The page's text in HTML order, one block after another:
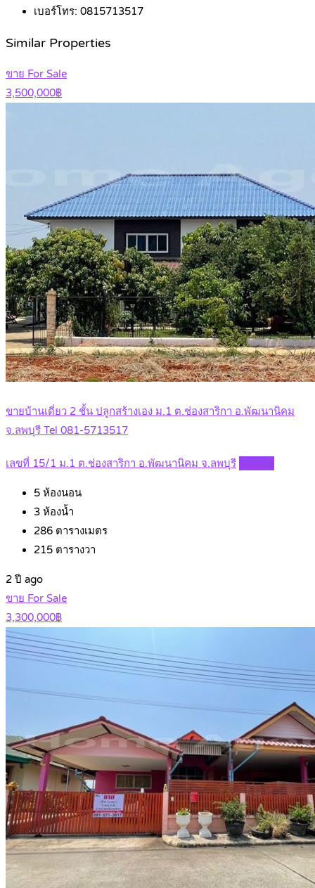
เบอร์โทร: 0815713517
Similar Properties
ขาย For Sale
3,500,000฿
ขายบ้านเดี่ยว 2 ชั้น ปลูกสร้างเอง ม.1 ต.ช่องสาริกา อ.พัฒนานิคม
จ.ลพบุรี Tel 081-5713517
เลขที่ 15/1 ม.1 ต.ช่องสาริกา อ.พัฒนานิคม จ.ลพบุรี
5 ห้องนอน
3 ห้องน้ำ
286 ตารางเมตร
215 ตารางวา
2 ปี ago
ขาย For Sale
3,300,000฿